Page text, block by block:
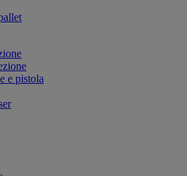
e pistola